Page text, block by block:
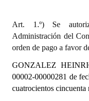
INSTITUCIONAL
Noticias Destacadas
Art. 1.º) Se
Administración del
orden de pago a favor
GONZALEZ
00002-00000281 de
cuatrocientos